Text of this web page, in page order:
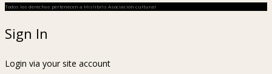
Todos los derechos pertenecen a Hislibris Asociación cultural
Sign In
Login via your site account